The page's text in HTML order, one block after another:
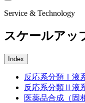
Service & Technology
スケールアッ
Index
反応系分類Ⅰ液
反応系分類Ⅱ液
医薬品合成（固